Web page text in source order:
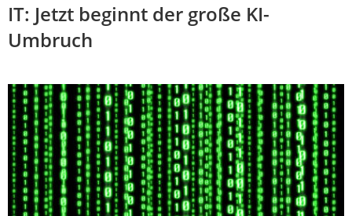
IT: Jetzt beginnt der große KI-
Umbruch